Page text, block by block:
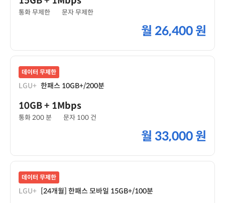
통화 무제한 문자 무제한
월 26,400 원
데이터 무제한
LGU+ 한패스 10GB+/200분
10GB+ 1Mbps
통화 200 분 문자 100 건
월 33,000 원
데이터 무제한
LGU+ [24개월] 한패스 모바일 15GB+/100분